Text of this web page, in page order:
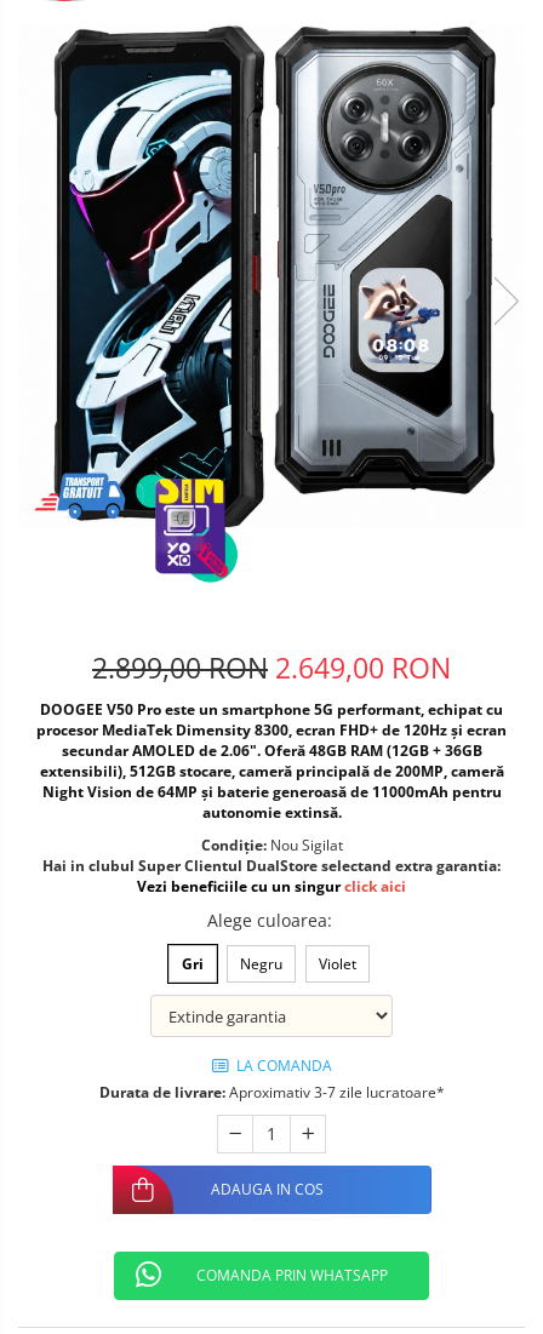
Telefoane mobile Ulefone
Telefoane mobile Unihertz
Telefoane mobile Cubot
Telefoane mobile Blackview
Telefoane mobile OSCAL
Telefoane mobile Fossibot
Telefoane mobile Lagenio
Telefoane mobile Samsung
Telefoane mobile iSEN
Telefoane mobile F150
Telefoane mobile HUAWEI
Telefoane mobile iHunt
Telefoane mobile Xiaomi
Telefoane mobile AGM
Telefoane mobile Realme
Telefoane mobile ZTE Nubia
Telefoane mobile ALTE BRANDURI
2.899,00 RON 2.649,00 RON
DOOGEE V50 Pro este un smartphone 5G performant, echipat cu
procesor MediaTek Dimensity 8300, ecran FHD+ de 120Hz și ecran
secundar AMOLED de 2.06". Oferă 48GB RAM (12GB + 36GB
extensibili), 512GB stocare, cameră principală de 200MP, cameră
Night Vision de 64MP și baterie generoasă de 11000mAh pentru
autonomie extinsă.
Condiție: Nou Sigilat
Hai in clubul Super Clientul DualStore selectand extra garantia:
Vezi beneficiile cu un singurclick aici
Alege culoarea:
Gri Negru Violet
LA COMANDA
Durata de livrare:Aproximativ 3-7 zile lucratoare*
ADAUGA IN COS
COMANDA PRIN WHATSAPP